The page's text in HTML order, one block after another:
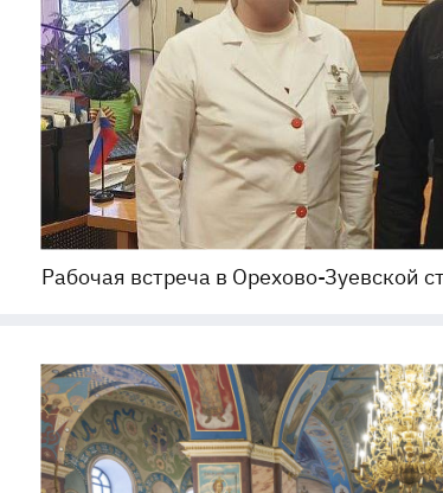
Рабочая встреча в Орехово-Зуевской